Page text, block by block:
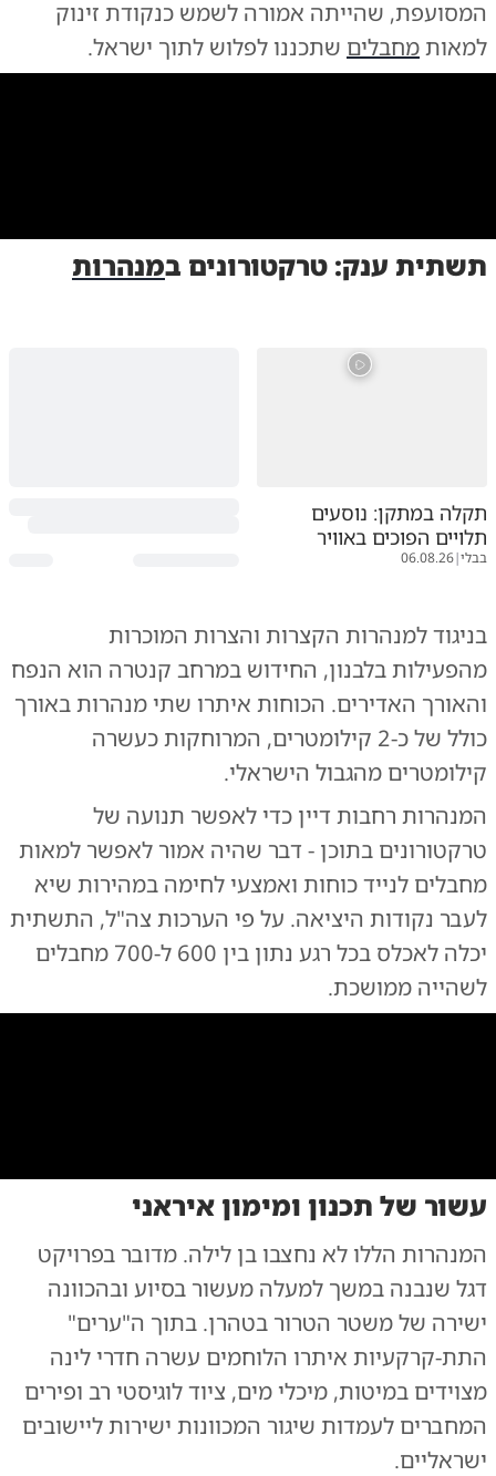
המסועפת, שהייתה אמורה לשמש כנקודת זינוק
למאותמחבלים שתכננו לפלוש לתוך ישראל.
תוואי המנהרות |צילום:צילום: צה"ל תשתית ענק: טרקטורונים במנהרות
תקלה במתקן: נוסעים
תלויים הפוכים באוויר
בבלי|
06.08.26
בניגוד למנהרות הקצרות והצרות המוכרות
מהפעילות בלבנון, החידוש במרחב קנטרה הוא הנפח
והאורך האדירים. הכוחות איתרו שתי מנהרות באורך
כולל של כ-2 קילומטרים, המרוחקות כעשרה
קילומטרים מהגבול הישראלי.
המנהרות רחבות דיין כדי לאפשר תנועה של
טרקטורונים בתוכן - דבר שהיה אמור לאפשר למאות
מחבלים לנייד כוחות ואמצעי לחימה במהירות שיא
לעבר נקודות היציאה. על פי הערכות צה"ל, התשתית
יכלה לאכלס בכל רגע נתון בין 600 ל-700 מחבלים
לשהייה ממושכת.
פעילות כוחות צוות הקרב החטיבתי 7 בלבנון |
עשור של תכנון ומימון איראני
המנהרות הללו לא נחצבו בן לילה. מדובר בפרויקט
דגל שנבנה במשך למעלה מעשור בסיוע ובהכוונה
ישירה של משטר הטרור בטהרן. בתוך ה"ערים"
התת-קרקעיות איתרו הלוחמים עשרה חדרי לינה
מצוידים במיטות, מיכלי מים, ציוד לוגיסטי רב ופירים
המחברים לעמדות שיגור המכוונות ישירות ליישובים
ישראליים.